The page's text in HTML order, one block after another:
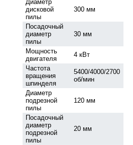
Диаметр
дисковой
пилы
300 мм
Посадочный
диаметр
пилы
30 мм
Мощность
двигателя
4 кВт
Частота
вращения
шпинделя
5400/4000/2700
об/мин
Диаметр
подрезной
пилы
120 мм
Посадочный
диаметр
подрезной
пилы
20 мм